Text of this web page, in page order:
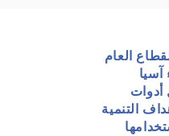
العام
آسيا
أدوات
التنمية